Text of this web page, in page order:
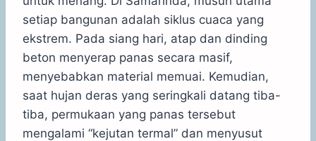
setiap bangunan adalah siklus cuaca yang
ekstrem. Pada siang hari, atap dan dinding
beton menyerap panas secara masif,
menyebabkan material memuai. Kemudian,
saat hujan deras yang seringkali datang tiba-
tiba, permukaan yang panas tersebut
mengalami “kejutan termal” dan menyusut